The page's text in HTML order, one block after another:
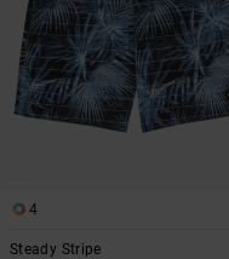
4
Steady Stripe